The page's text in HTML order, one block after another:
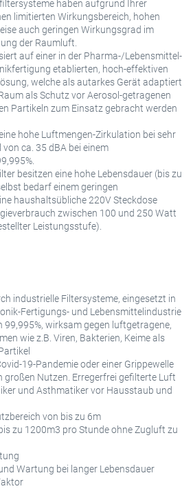
haben aufgrund Ihrer
limitierten Wirkungsbereich, hohen
auch geringen Wirkungsgrad im
der Raumluft.
auf einer in der Pharma-/Lebensmittel-
etablierten, hoch-effektiven
welche als autarkes Gerät adaptiert
als Schutz vor Aerosol-getragenen
Partikeln zum Einsatz gebracht werden
hohe Luftmengen-Zirkulation bei sehr
ca. 35 dBA bei einem
besitzen eine hohe Lebensdauer (bis zu
bedarf einem geringen
haushaltsübliche 220V Steckdose
zwischen 100 und 250 Watt
Leistungsstufe).
industrielle Filtersysteme, eingesetzt in
Fertigungs- und Lebensmittelindustrie
99,995%, wirksam gegen luftgetragene,
wie z.B. Viren, Bakterien, Keime als
19-Pandemie oder einer Grippewelle
großen Nutzen. Erregerfrei gefilterte Luft
und Asthmatiker vor Hausstaub und
von bis zu 6m
zu 1200m3 pro Stunde ohne Zugluft zu
Wartung bei langer Lebensdauer